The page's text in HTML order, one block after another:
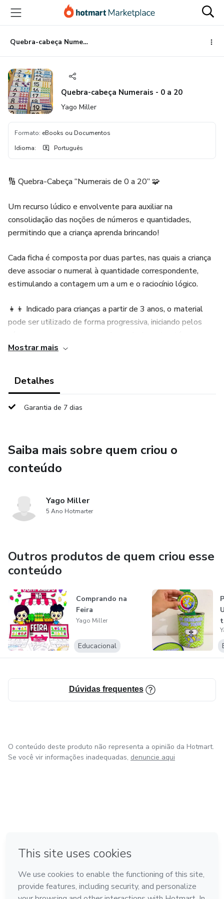
para
conteúdo
principal
para
pagamento
para
rodapé
Quebra-cabeça Numerais - 0 a 20
Quebra-cabeça Numerais - 0 a 20
Yago Miller
Formato: eBooks ou Documentos
Idioma: Português
🔢 Quebra-Cabeça “Numerais de 0 a 20” 🧩
Um recurso lúdico e envolvente para auxiliar na
consolidação das noções de números e quantidades,
permitindo que a criança aprenda brincando!
Cada ficha é composta por duas partes, nas quais a criança
deve associar o numeral à quantidade correspondente,
estimulando a contagem um a um e o raciocínio lógico.
👧👦 Indicado para crianças a partir de 3 anos, o material
pode ser utilizado de forma progressiva, iniciando pelos
número 20 — respeitando o ritmo e o desenvolvimento de
✨ Benefícios pedagógicos:
🎯 Estimula o raciocínio lógico e o pensamento
🖐️ Desenvolve a coordenação motora fina;
👀 Favorece a percepção visual e a atenção;
💡 Promove o aprendizado ativo e divertido.
Uma proposta perfeita para tornar o ensino dos números e
Mostrar mais
Detalhes
Garantia de 7 dias
Saiba mais sobre quem criou o
conteúdo
Yago Miller
5 Ano Hotmarter
Outros produtos de quem criou esse
conteúdo
Comprando na
Feira
Yago Miller
Educacional
Dúvidas frequentes
O conteúdo deste produto não representa a opinião da Hotmart.
Se você vir informações inadequadas, denuncie aqui
Feito com ❤ em Bogotá